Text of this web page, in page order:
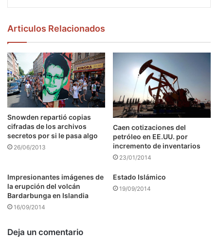
Articulos Relacionados
Snowden repartió copias
cifradas de los archivos
secretos por si le pasa algo
26/06/2013
Caen cotizaciones del
petróleo en EE.UU. por
incremento de inventarios
23/01/2014
Impresionantes imágenes de
la erupción del volcán
Bardarbunga en Islandia
16/09/2014
Estado Islámico
19/09/2014
Deja un comentario